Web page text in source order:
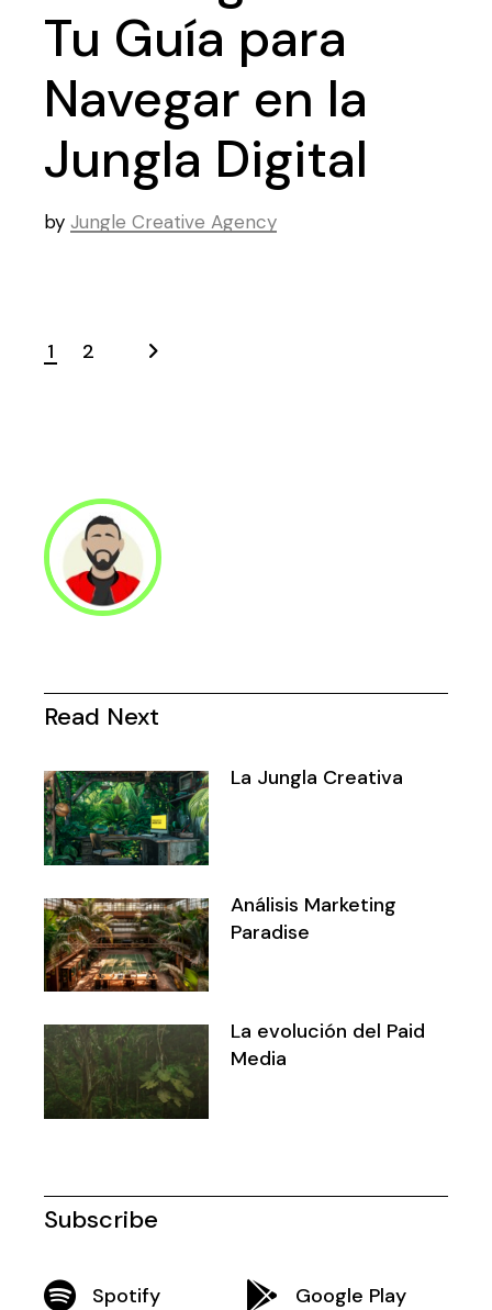
Tu Guía para
Navegar en la
Jungla Digital
by Jungle Creative Agency
1 2
Read Next
La Jungla Creativa
Análisis Marketing
Paradise
La evolución del Paid
Media
Subscribe
Spotify Google Play